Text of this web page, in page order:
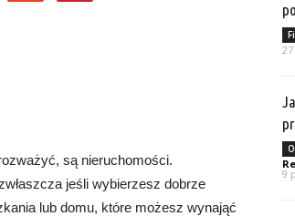
są nieruchomości.
jeśli wybierzesz dobrze
lub domu, które możesz wynająć
9